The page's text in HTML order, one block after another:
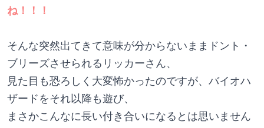
ね！！！
そんな突然出てきて意味が分からないままドント・
ブリーズさせられるリッカーさん、
見た目も恐ろしく大変怖かったのですが、バイオハ
ザードをそれ以降も遊び、
まさかこんなに長い付き合いになるとは思いません